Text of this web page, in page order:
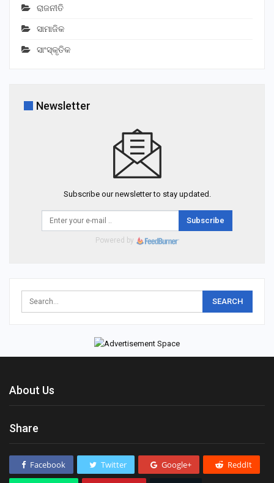
ରାଜନୀତି
ସାମାଜିକ
ସାଂସ୍କୃତିକ
Newsletter
Subscribe our newsletter to stay updated.
Subscribe
Powered by
About Us
Share
Facebook Twitter Google+ ReddIt